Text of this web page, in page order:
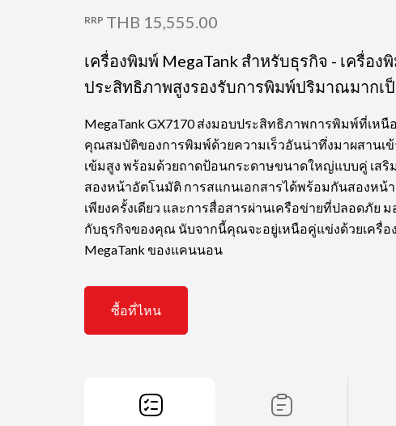
RRP THB 15,555.00
เครื่องพิมพ์ MegaTank สำหรับธุรกิจ - เครื่อ
ประสิทธิภาพสูงรองรับการพิมพ์ปริมาณมากเ
MegaTank GX7170 ส่งมอบประสิทธิภาพการพิมพ์ที่เหนื
คุณสมบัติของการพิมพ์ด้วยความเร็วอันน่าทึ่งมาผสานเ
เข้มสูง พร้อมด้วยถาดป้อนกระดาษขนาดใหญ่แบบคู่ เส
สองหน้าอัตโนมัติ การสแกนเอกสารได้พร้อมกันสองหน้
เพียงครั้งเดียว และการสื่อสารผ่านเครือข่ายที่ปลอดภัย
กับธุรกิจของคุณ นับจากนี้คุณจะอยู่เหนือคู่แข่งด้วยเครื่อ
MegaTank ของแคนนอน
ซื้อที่ไหน